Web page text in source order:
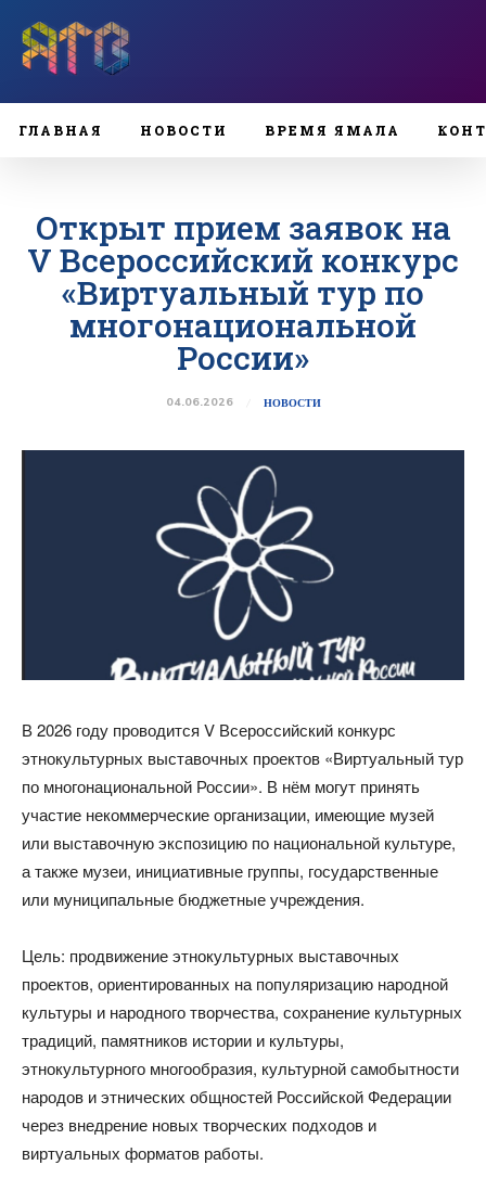
ГЛАВНАЯ НОВОСТИ ВРЕМЯ ЯМАЛА
Открыт прием заявок на
V Всероссийский конкурс
«Виртуальный тур по
многонациональной
России»
04.06.2026 НОВОСТИ
В 2026 году проводится V Всероссийский конкурс
этнокультурных выставочных проектов «Виртуальный тур
по многонациональной России». В нём могут принять
участие некоммерческие организации, имеющие музей
или выставочную экспозицию по национальной культуре,
а также музеи, инициативные группы, государственные
или муниципальные бюджетные учреждения.
Цель: продвижение этнокультурных выставочных
проектов, ориентированных на популяризацию народной
культуры и народного творчества, сохранение культурных
традиций, памятников истории и культуры,
этнокультурного многообразия, культурной самобытности
народов и этнических общностей Российской Федерации
через внедрение новых творческих подходов и
виртуальных форматов работы.